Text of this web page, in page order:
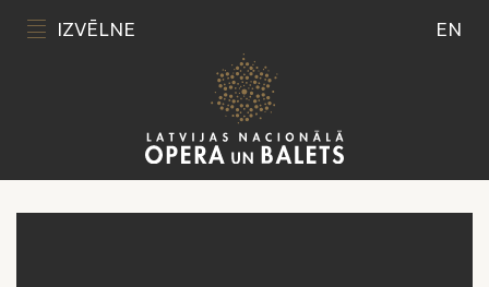
IZVĒLNE EN